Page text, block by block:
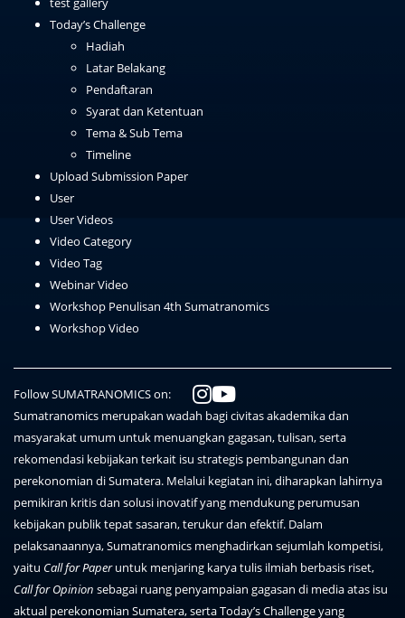
Today’s Challenge
Hadiah
Latar Belakang
Pendaftaran
Syarat dan Ketentuan
Tema & Sub Tema
Timeline
Upload Submission Paper
User
User Videos
Video Category
Video Tag
Webinar Video
Workshop Penulisan 4th Sumatranomics
Workshop Video
Follow SUMATRANOMICS on:
Sumatranomics merupakan wadah bagi civitas akademika dan
masyarakat umum untuk menuangkan gagasan, tulisan, serta
rekomendasi kebijakan terkait isu strategis pembangunan dan
perekonomian di Sumatera. Melalui kegiatan ini, diharapkan lahirnya
pemikiran kritis dan solusi inovatif yang mendukung perumusan
kebijakan publik tepat sasaran, terukur dan efektif. Dalam
pelaksanaannya, Sumatranomics menghadirkan sejumlah kompetisi,
yaitu Call for Paperuntuk menjaring karya tulis ilmiah berbasis riset,
Call for Opinion sebagai ruang penyampaian gagasan di media atas isu
aktual perekonomian Sumatera, serta Today’s Challenge yang